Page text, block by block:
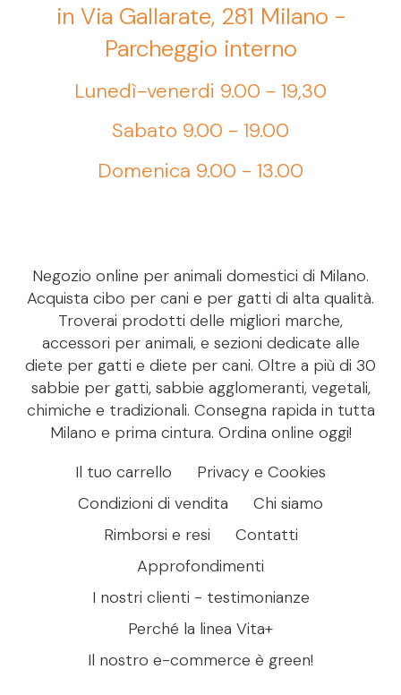
in Via Gallarate, 281 Milano -
Parcheggio interno
Lunedì-venerdi 9.00 - 19,30
Sabato 9.00 - 19.00
Domenica 9.00 - 13.00
Negozio online per animali domestici di Milano.
Acquista cibo per cani e per gatti di alta qualità.
Troverai prodotti delle migliori marche,
accessori per animali, e sezioni dedicate alle
diete per gatti e diete per cani. Oltre a più di 30
sabbie per gatti, sabbie agglomeranti, vegetali,
chimiche e tradizionali. Consegna rapida in tutta
Milano e prima cintura. Ordina online oggi!
Il tuo carrello
Privacy e Cookies
Condizioni di vendita
Chi siamo
Rimborsi e resi
Contatti
Approfondimenti
I nostri clienti - testimonianze
Perché la linea Vita+
Il nostro e-commerce è green!